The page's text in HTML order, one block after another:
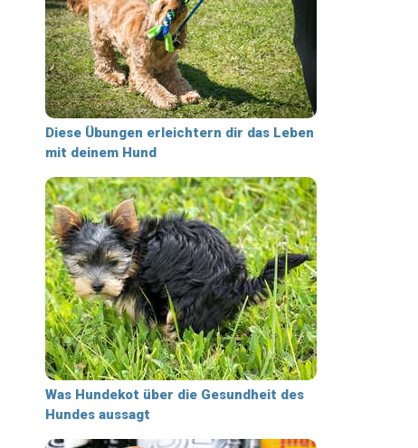
Diese Übungen erleichtern dir das Leben
mit deinem Hund
Was Hundekot über die Gesundheit des
Hundes aussagt